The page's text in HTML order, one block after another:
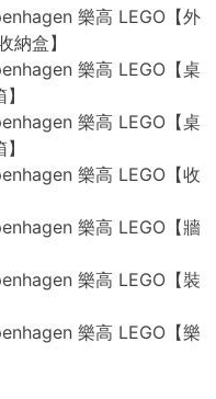
樂高 LEGO【外
納盒】
樂高 LEGO【桌
樂高 LEGO【桌
樂高 LEGO【收
樂高 LEGO【牆
樂高 LEGO【裝
樂高 LEGO【樂